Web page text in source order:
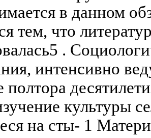
в данном
тем, что
.
интенсивно
полтора
культуры
на сты- 1